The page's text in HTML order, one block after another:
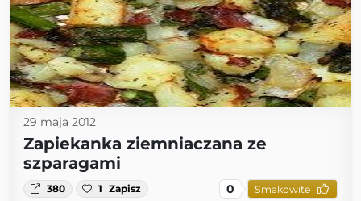
29 maja 2012
Zapiekanka ziemniaczana ze
szparagami
380 1 Zapisz 0 Smakowite